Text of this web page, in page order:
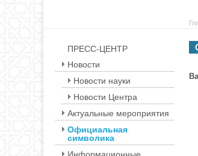
ПРЕСС-ЦЕНТР
Новости
Новости науки
Новости Центра
Актуальные мероприятия
Официальная
символика
Информационные